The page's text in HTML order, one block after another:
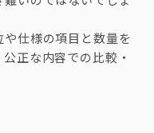
仕様の項目と数量を
正な内容での比較・